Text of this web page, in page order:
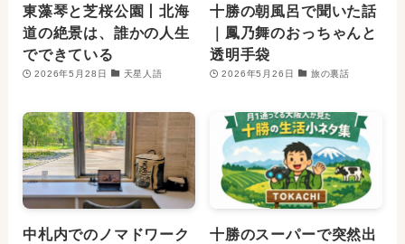
東藻琴と芝桜公園丨北海
道の絶景は、誰かの人生
でできている
2026年5月28日 天星人語
十勝の朝風呂で聞いた話
｜鳳乃舞のおっちゃんと
透明手袋
2026年5月26日 旅の裏話
中札内でのノマドワーク
十勝のスーパーで突然出